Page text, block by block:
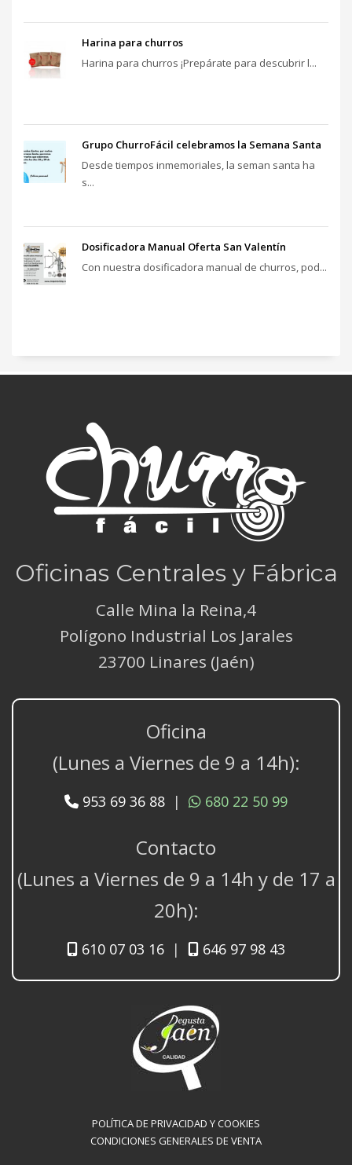
Harina para churros
Harina para churros ¡Prepárate para descubrir l...
Grupo ChurroFácil celebramos la Semana Santa
Desde tiempos inmemoriales, la seman santa ha
s...
Dosificadora Manual Oferta San Valentín
Con nuestra dosificadora manual de churros, pod...
Oficinas Centrales y Fábrica
Calle Mina la Reina,4
Polígono Industrial Los Jarales
23700 Linares (Jaén)
Oficina
(Lunes a Viernes de 9 a 14h):
953 69 36 88 | 680 22 50 99
Contacto
(Lunes a Viernes de 9 a 14h y de 17 a
20h):
610 07 03 16 | 646 97 98 43
POLÍTICA DE PRIVACIDAD Y COOKIES
CONDICIONES GENERALES DE VENTA